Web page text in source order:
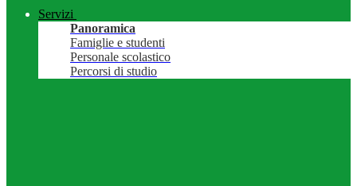
Servizi
Panoramica
Famiglie e studenti
Personale scolastico
Percorsi di studio